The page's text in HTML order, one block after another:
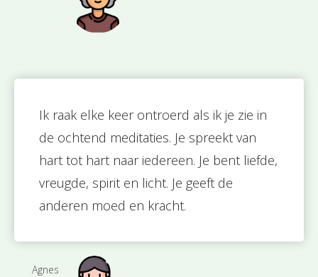
Ik raak elke keer ontroerd als ik je zie in
de ochtend meditaties. Je spreekt van
hart tot hart naar iedereen. Je bent liefde,
vreugde, spirit en licht. Je geeft de
anderen moed en kracht.
Agnes